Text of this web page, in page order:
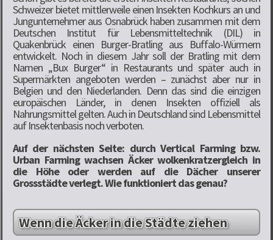
Schweizer bietet mittlerweile einen Insekten Kochkurs an und
Jungunternehmer aus Osnabrück haben zusammen mit dem
Deutschen Institut für Lebensmitteltechnik (DIL) in
Quakenbrück einen Burger-Bratling aus Buffalo-Würmern
entwickelt. Noch in diesem Jahr soll der Bratling mit dem
Namen „Bux Burger“ in Restaurants und später auch in
Supermärkten angeboten werden – zunächst aber nur in
Belgien und den Niederlanden. Denn das sind die einzigen
europäischen Länder, in denen Insekten offiziell als
Nahrungsmittel gelten. Auch in Deutschland sind Lebensmittel
auf Insektenbasis noch verboten.
Auf der nächsten Seite: durch Vertical Farming bzw.
Urban Farming wachsen Äcker wolkenkratzergleich in
die Höhe oder werden auf die Dächer unserer
Grossstädte verlegt. Wie funktioniert das genau?
Wenn die Äcker in die Städte ziehen